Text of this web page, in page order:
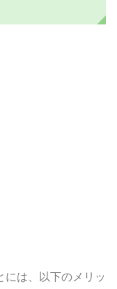
には、以下のメリッ